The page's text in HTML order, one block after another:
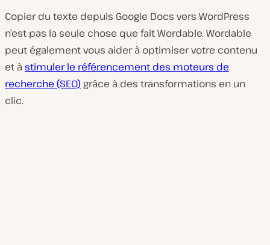
Copier du texte depuis Google Docs vers WordPress
n’est pas la seule chose que fait Wordable. Wordable
peut également vous aider à optimiser votre contenu
et à stimuler le référencement des moteurs de
recherche (SEO) grâce à des transformations en un
clic.